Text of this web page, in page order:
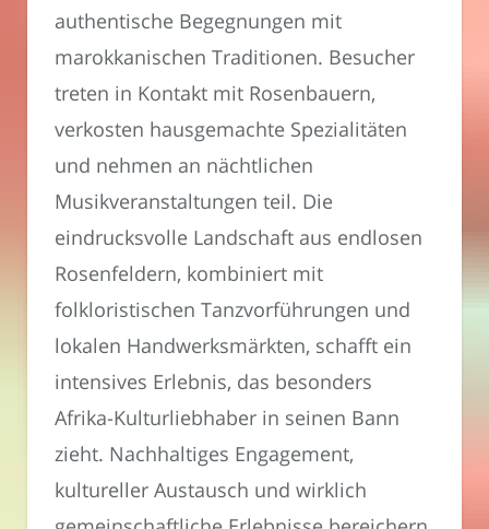
authentische Begegnungen mit
marokkanischen Traditionen. Besucher
treten in Kontakt mit Rosenbauern,
verkosten hausgemachte Spezialitäten
und nehmen an nächtlichen
Musikveranstaltungen teil. Die
eindrucksvolle Landschaft aus endlosen
Rosenfeldern, kombiniert mit
folkloristischen Tanzvorführungen und
lokalen Handwerksmärkten, schafft ein
intensives Erlebnis, das besonders
Afrika-Kulturliebhaber in seinen Bann
zieht. Nachhaltiges Engagement,
kultureller Austausch und wirklich